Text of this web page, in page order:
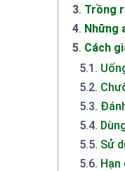
3. Trồng
4. Những
5. Cách
5.1 .
5.2.
5.3.
5.4.
5.5. Sử
5.6.